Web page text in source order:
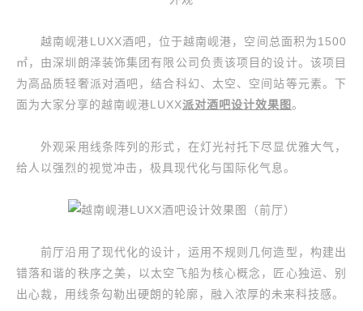
越南岘港LUXX酒吧，位于越南岘港，空间总面积为1500
㎡，由深圳朗泽装饰集团有限公司负责该项目的设计。该项目
为高品质轻奢派对酒吧，结合科幻、太空、空间站等元素。下
面为大家分享的越南岘港LUXX派对酒吧设计效果图。
外观采用线条阵列的形式，在灯光衬托下尽显优雅大气，
给人以强烈的视觉冲击，极具现代化与国际化气息。
前厅沿用了现代化的设计，运用不规则几何造型，构建出
错落和谐的秩序之美，以太空飞船为核心概念，匠心独运、别
出心裁，用线条勾勒出硬朗的轮廓，融入浓厚的未来科技感。